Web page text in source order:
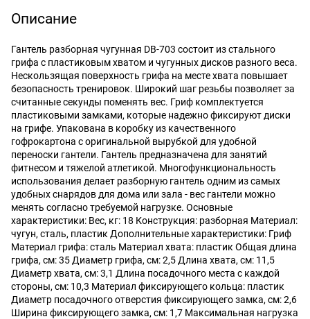
Описание
Гантель разборная чугунная DB-703 состоит из стального
грифа с пластиковым хватом и чугунных дисков разного веса.
Нескользящая поверхность грифа на месте хвата повышает
безопасность тренировок. Широкий шаг резьбы позволяет за
считанные секунды поменять вес. Гриф комплектуется
пластиковыми замками, которые надежно фиксируют диски
на грифе. Упакована в коробку из качественного
гофрокартона с оригинальной вырубкой для удобной
переноски гантели. Гантель предназначена для занятий
фитнесом и тяжелой атлетикой. Многофункциональность
использования делает разборную гантель одним из самых
удобных снарядов для дома или зала - вес гантели можно
менять согласно требуемой нагрузке. Основные
характеристики: Вес, кг: 18 Конструкция: разборная Материал:
чугун, сталь, пластик Дополнительные характеристики: Гриф
Материал грифа: сталь Материал хвата: пластик Общая длина
грифа, см: 35 Диаметр грифа, см: 2,5 Длина хвата, см: 11,5
Диаметр хвата, см: 3,1 Длина посадочного места с каждой
стороны, см: 10,3 Материал фиксирующего кольца: пластик
Диаметр посадочного отверстия фиксирующего замка, см: 2,6
Ширина фиксирующего замка, см: 1,7 Максимальная нагрузка